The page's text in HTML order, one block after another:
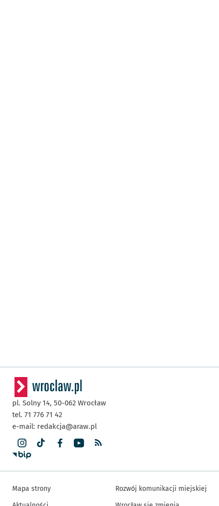
pl. Solny 14, 50-062 Wrocław
tel. 71 776 71 42
e-mail: redakcja@araw.pl
Mapa strony
Rozwój komunikacji miejskiej